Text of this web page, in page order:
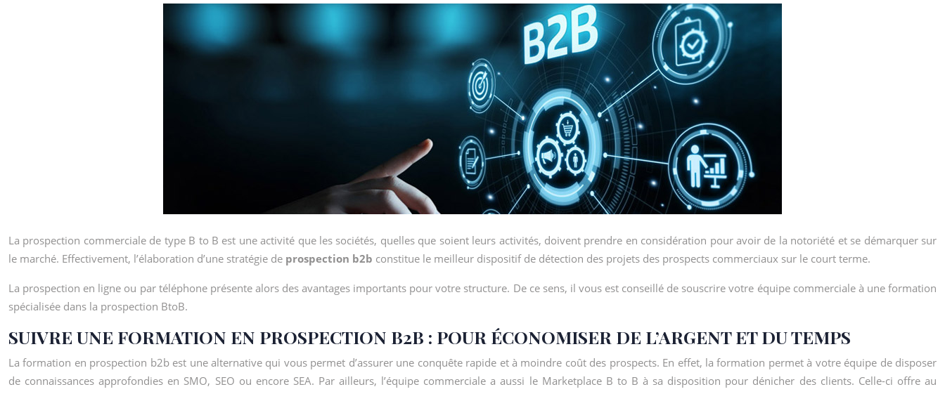
La prospection commerciale de type B to B est une activité que les sociétés, quelles que soient leurs activités, doivent prendre en considération pour avoir de la notoriété et se démarquer sur
le marché. Effectivement, l’élaboration d’une stratégie de prospection b2b constitue le meilleur dispositif de détection des projets des prospects commerciaux sur le court terme.
La prospection en ligne ou par téléphone présente alors des avantages importants pour votre structure. De ce sens, il vous est conseillé de souscrire votre équipe commerciale à une formation
spécialisée dans la prospection BtoB.
SUIVRE UNE FORMATION EN PROSPECTION B2B : POUR ÉCONOMISER DE L’ARGENT ET DU TEMPS
La formation en prospection b2b est une alternative qui vous permet d’assurer une conquête rapide et à moindre coût des prospects. En effet, la formation permet à votre équipe de disposer
de connaissances approfondies en SMO, SEO ou encore SEA. Par ailleurs, l’équipe commerciale a aussi le Marketplace B to B à sa disposition pour dénicher des clients. Celle-ci offre au